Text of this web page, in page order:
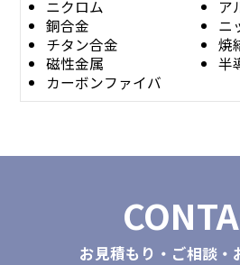
ニクロム
ア
銅合金
ニ
チタン合金
焼
磁性金属
半
カーボンファイバ
お見積もり・ご相談・